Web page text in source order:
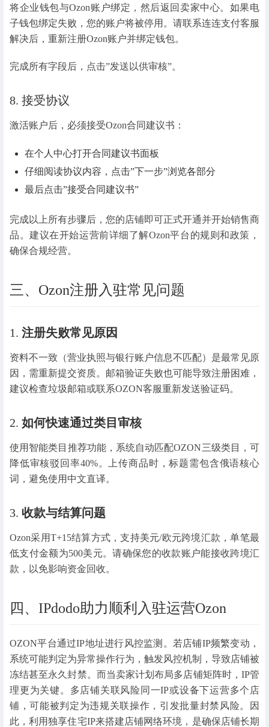
将企业钱包与Ozon账户绑定，然后返回卖家中心。如果电
子钱包绑定失败，您的账户将被停用。请联系连连支付客服
解决后，重新注册Ozon账户并绑定钱包。
完成所有字段后，点击”发送以供审核”。
8. 接受协议
激活账户后，必须接受Ozon合同建议书：
在个人中心打开合同建议书面板
仔细阅读协议内容，点击”下一步”浏览各部分
最后点击”接受合同建议书”
完成以上所有步骤后，您的店铺即可正式开通并开始销售商
品。建议在开始运营前详细了解Ozon平台的规则和政策，
确保合规经营。
三、Ozon注册入驻常见问题
1. 注册失败常见原因
资料不一致（营业执照与银行账户信息不匹配）是最常见原
因，需重新提交资质。邮箱验证失败也可能导致注册困难，
建议检查垃圾邮箱或联系OZON客服重新发送验证码。
2. 如何快速通过类目审核
使用智能类目推荐功能，系统自动匹配OZON三级类目，可
降低审核驳回率40%。上传商品时，标题需包含俄语核心
词，避免使用中文直译。
3. 收款与结算问题
Ozon采用T+15结算方式，支持美元/欧元跨境汇款，单笔最
低支付金额为500美元。请确保您的收款账户能接收跨境汇
款，以免影响资金回收。
四、IPdodo助力顺利入驻运营Ozon
OZON平台通过IP地址进行风控监测。若店铺IP频繁变动，
系统可能判定为异常操作行为，触发风控机制，导致店铺被
冻结甚至永久封禁。而当卖家计划布局多店铺矩阵时，IP管
理更为关键。多店铺关联风险同一IP或设备下运营多个店
铺，可能被判定为违规关联操作，引发批量封禁风险。因
此，利用独享住宅IP来搭建店铺网络环境，是确保店铺长期